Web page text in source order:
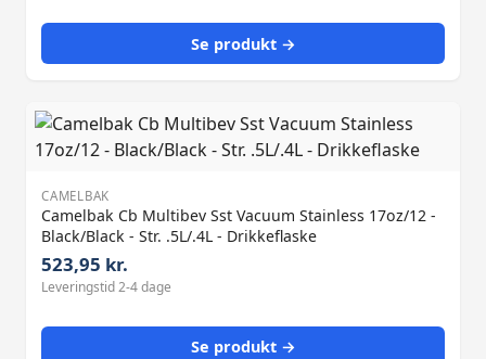
Se produkt →
CAMELBAK
Camelbak Cb Multibev Sst Vacuum Stainless 17oz/12 -
Black/Black - Str. .5L/.4L - Drikkeflaske
523,95 kr.
Leveringstid 2-4 dage
Se produkt →